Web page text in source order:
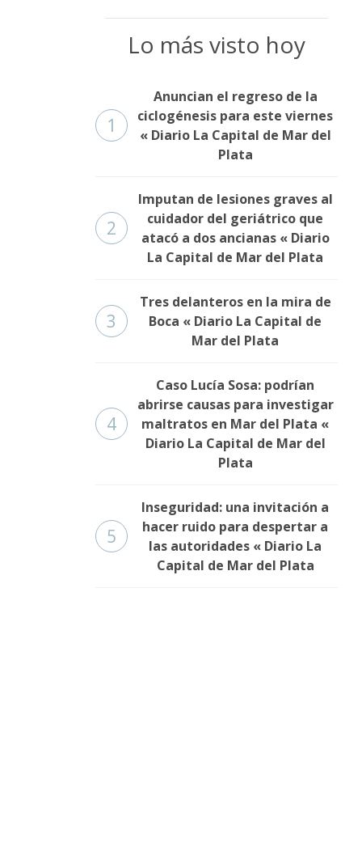
Lo más visto hoy
1
Anuncian el regreso de la
ciclogénesis para este viernes
« Diario La Capital de Mar del
Plata
2
Imputan de lesiones graves al
cuidador del geriátrico que
atacó a dos ancianas « Diario
La Capital de Mar del Plata
3
Tres delanteros en la mira de
Boca « Diario La Capital de
Mar del Plata
4
Caso Lucía Sosa: podrían
abrirse causas para investigar
maltratos en Mar del Plata «
Diario La Capital de Mar del
Plata
5
Inseguridad: una invitación a
hacer ruido para despertar a
las autoridades « Diario La
Capital de Mar del Plata